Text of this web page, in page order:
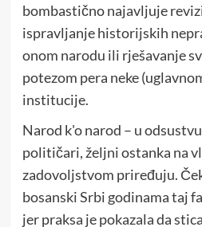
bombastično najavljuje
ispravljanje historijskih
onom narodu ili rješavanje
potezom pera neke
institucije.
Narod k'o narod – u
političari, željni ostanka na
zadovoljstvom priređuju.
bosanski Srbi godinama taj
jer praksa je pokazala da